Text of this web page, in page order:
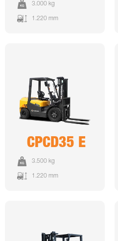
3.000 kg
1.220 mm
CPCD35 E
3.500 kg
1.220 mm